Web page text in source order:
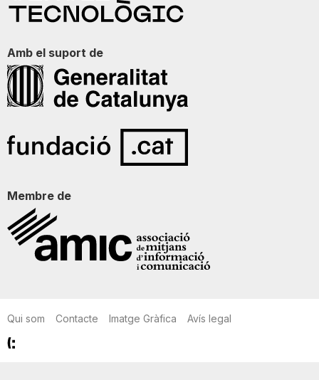
Amb el suport de
Membre de
Qui som Contacte Imatge Gràfica Avís legal